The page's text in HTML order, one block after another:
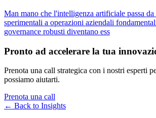
Man mano che l'intelligenza artificiale passa
sperimentali a operazioni aziendali
governance robusti diventano ess
Pronto ad accelerare la tua
Prenota una call strategica con i nostri esperti
possiamo aiutarti.
Prenota una call
← Back to Insights